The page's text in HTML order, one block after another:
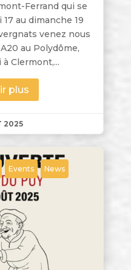
Ferrand qui se
au dimanche 19
venez nous
au Polydôme,
Clermont,...
plus
2025
Events News